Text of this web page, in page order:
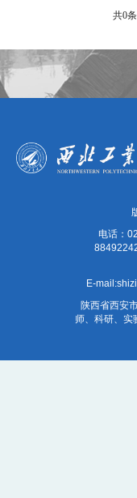
共0条
电话：
E-
陕西省西安
师、科研、实